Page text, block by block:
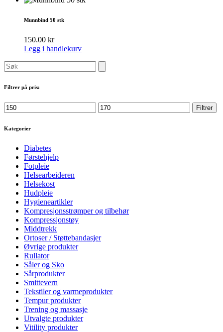
Munnbind 50 stk
150.00 kr
Legg i handlekurv
Søk
etter:
Filtrer på pris:
Min.
pris
Makspris Filtrer
Kategorier
Diabetes
Førstehjelp
Fotpleie
Helsearbeideren
Helsekost
Hudpleie
Hygieneartikler
Kompresjonsstrømper og tilbehør
Kompressjonstøy
Middtrekk
Ortoser / Støttebandasjer
Øvrige produkter
Rullator
Såler og Sko
Sårprodukter
Smittevern
Tekstiler og varmeprodukter
Tempur produkter
Trening og massasje
Utvalgte produkter
Vitility produkter